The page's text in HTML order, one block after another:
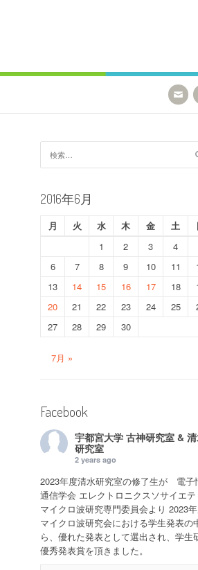
索:
2016年6月
月 火 水 木 金 土
1
2 3 4
6
7 8 9 10 11
13
14 15 16 17 18
20
21 22 23 24 25
27
28 29 30
7月 »
Facebook
宇都宮大学 古神研究室 &
研究室
2 years ago
2023年度清水研究室の修了生が 電子
通信学会 エレクトロニクスソサイエテ
マイクロ波研究専門委員会より 2023
マイクロ波研究会における学生発表の
ら、優れた発表として選出され、学生
優秀発表賞を頂きました。